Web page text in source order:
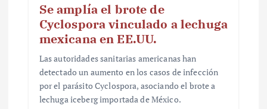
Se amplía el brote de
Cyclospora vinculado a lechuga
mexicana en EE.UU.
Las autoridades sanitarias americanas han
detectado un aumento en los casos de infección
por el parásito Cyclospora, asociando el brote a
lechuga iceberg importada de México.